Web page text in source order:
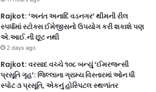
Rajkot: ‘અનંત અનાદિ વડનગર’ થીમની રીલ
સ્પર્ધામાં સ્ટોક્સ ઈમેજીસનો ઉપયોગ કરી શકાશે પણ
એ.આઈ.ની છૂટ નથી
2 days ago
Rajkot: વરસાદ વચ્ચે ૧૦૮ બન્યું ‘ઈમરજન્સી
પ્રસૂતિ ગૃહ’: જિલ્લાના ગ્રામ્ય વિસ્તારમાં ઓન ધી
સ્પોટ ૩ પ્રસૂતિ, એકનું હોસ્પિટલ સ્થળાંતર